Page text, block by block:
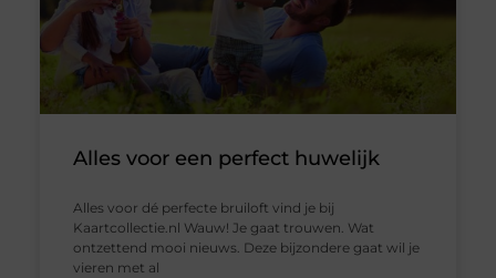
Alles voor een perfect huwelijk
Alles voor dé perfecte bruiloft vind je bij
Kaartcollectie.nl Wauw! Je gaat trouwen. Wat
ontzettend mooi nieuws. Deze bijzondere gaat wil je
vieren met al